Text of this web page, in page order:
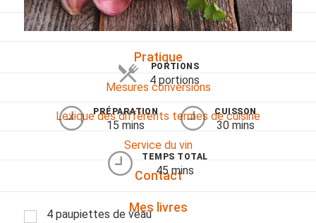
Viandes
Pratique
Mesures conversions
Lexique des différents termes de cuisine
Service du vin
Contact
Mes livres
PORTIONS
4 portions
PRÉPARATION
15 mins
CUISSON
30 mins
TEMPS TOTAL
45 mins
4 paupiettes de veau